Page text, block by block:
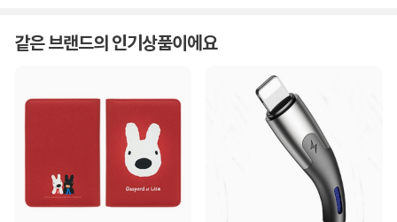
같은 브랜드의 인기상품이에요